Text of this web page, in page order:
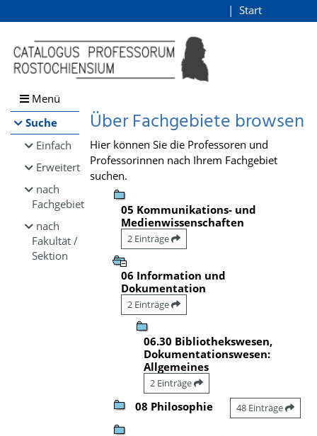
Browsen
direkt zum Inhalt
Start
Menü
Suche
Einfach
Erweitert
nach
Fachgebiet
nach
Fakultät /
Sektion
Über Fachgebiete browsen
Hier können Sie die Professoren und
Professorinnen nach Ihrem Fachgebiet
suchen.
05 Kommunikations- und
Medienwissenschaften
2 Einträge
06 Information und
Dokumentation
2 Einträge
06.30 Bibliothekswesen,
Dokumentationswesen:
Allgemeines
2 Einträge
08 Philosophie 48 Einträge